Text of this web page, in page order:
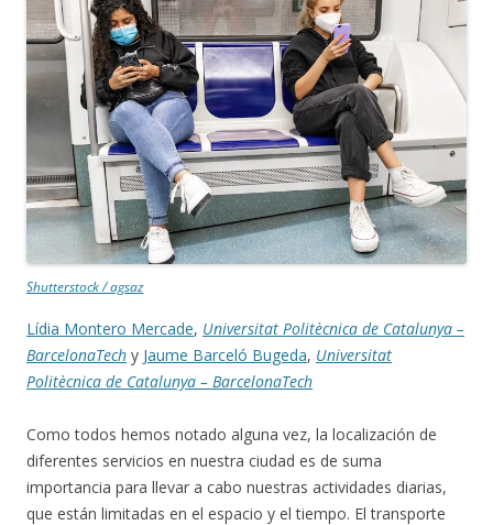
Shutterstock / agsaz
Lídia Montero Mercade, Universitat Politècnica de Catalunya –
BarcelonaTech y Jaume Barceló Bugeda, Universitat
Politècnica de Catalunya – BarcelonaTech
Como todos hemos notado alguna vez, la localización de
diferentes servicios en nuestra ciudad es de suma
importancia para llevar a cabo nuestras actividades diarias,
que están limitadas en el espacio y el tiempo. El transporte